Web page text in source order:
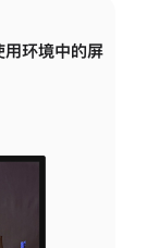
用环境中的屏